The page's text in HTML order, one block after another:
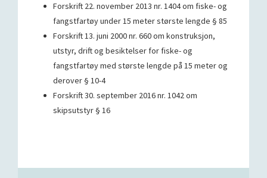
Forskrift 22. november 2013 nr. 1404 om fiske- og
fangstfartøy under 15 meter største lengde § 85
Forskrift 13. juni 2000 nr. 660 om konstruksjon,
utstyr, drift og besiktelser for fiske- og
fangstfartøy med største lengde på 15 meter og
derover § 10-4
Forskrift 30. september 2016 nr. 1042 om
skipsutstyr § 16